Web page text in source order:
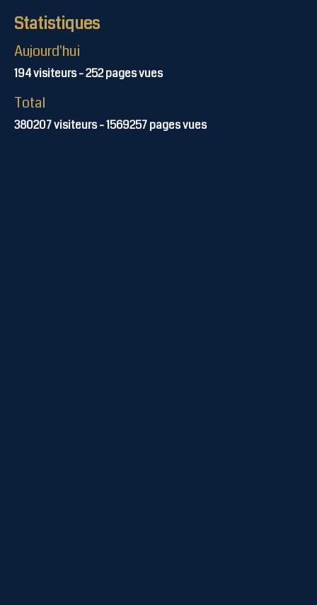
Statistiques
Aujourd'hui
194visiteurs -252pages vues
Total
380207visiteurs -1569257pages vues